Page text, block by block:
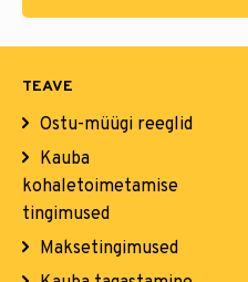
TEAVE
Ostu-müügi reeglid
Kauba
kohaletoimetamise
tingimused
Maksetingimused